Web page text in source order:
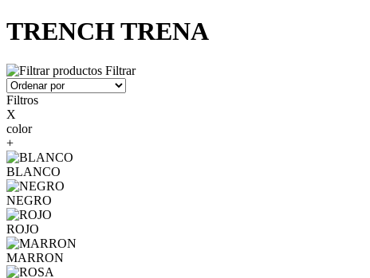
TRENCH TRENA
Filtrar
Filtros
X
color
+
BLANCO
NEGRO
ROJO
MARRON